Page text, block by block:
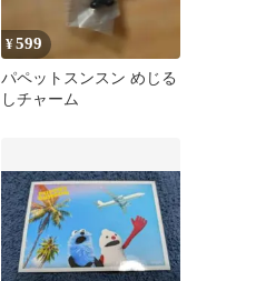
¥599
パペットスンスン めじる
しチャーム